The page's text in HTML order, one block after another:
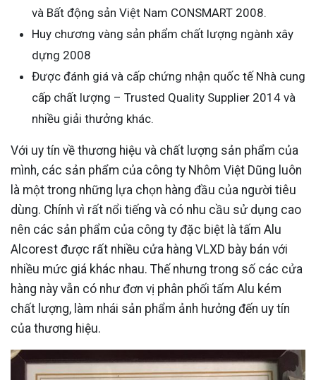
và Bất động sản Việt Nam CONSMART 2008.
Huy chương vàng sản phẩm chất lượng ngành xây
dựng 2008
Được đánh giá và cấp chứng nhận quốc tế Nhà cung
cấp chất lượng – Trusted Quality Supplier 2014 và
nhiều giải thưởng khác.
Với uy tín về thương hiệu và chất lượng sản phẩm của
mình, các sản phẩm của công ty Nhôm Việt Dũng luôn
là một trong những lựa chọn hàng đầu của người tiêu
dùng. Chính vì rất nổi tiếng và có nhu cầu sử dụng cao
nên các sản phẩm của công ty đặc biệt là tấm Alu
Alcorest được rất nhiều cửa hàng VLXD bày bán với
nhiều mức giá khác nhau. Thế nhưng trong số các cửa
hàng này vẫn có như đơn vị phân phối tấm Alu kém
chất lượng, làm nhái sản phẩm ảnh hưởng đến uy tín
của thương hiệu.